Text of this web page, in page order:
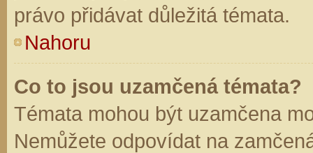
právo přidávat důležitá témata.
Nahoru
Co to jsou uzamčená témata?
Témata mohou být uzamčena
Nemůžete odpovídat na